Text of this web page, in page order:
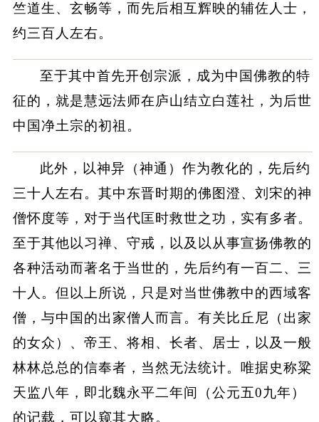
竺道生、玄畅等，而先后相互辉映的辅佐人士，
约三百人左右。
至于其中首先开创宗派，成为中国佛教的特
征的，就是慧远法师在庐山结立白莲社，为后世
中国净土宗的初祖。
此外，以神异（神通）作为教化的，先后约
三十人左右。其中东晋时期的佛图澄、刘宋的神
僧怀度等，对于当代匡时救世之功，实有多者。
至于其他以习禅、守戒，以及以从事宣扬佛教的
各种活动而著名于当世的，先后约有一百二、三
十人。但以上所说，只是对当世佛教中的西域客
僧，与中国的出家僧人而言。有关比丘尼（出家
的女众）、帝王、将相、长者、居士，以及一般
林林总总的信奉者，当然无法统计。唯据史称粱
天监八年，即北魏永平二年间（公元五0九年）
的记载，可以窥其大略。